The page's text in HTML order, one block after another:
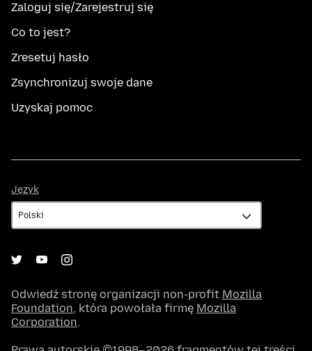
Zaloguj się/Zarejestruj się
Co to jest?
Zresetuj hasło
Zsynchronizuj swoje dane
Uzyskaj pomoc
Język
Odwiedź stronę organizacji non-profit Mozilla
Foundation, która powołała firmę Mozilla
Corporation.